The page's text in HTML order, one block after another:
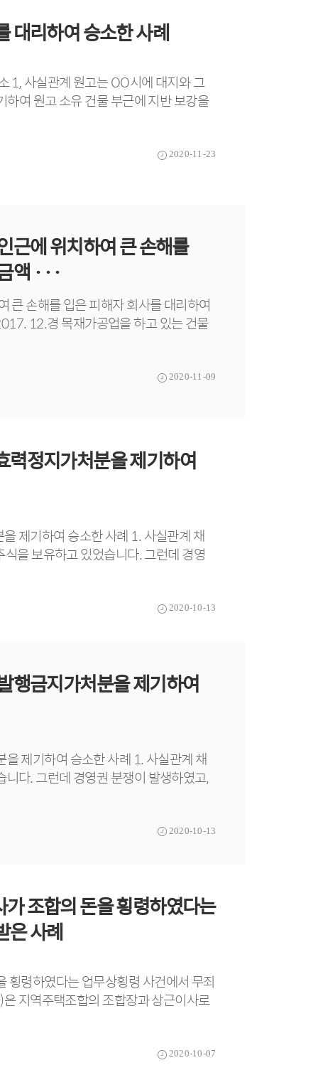
대리하여 승소한 사례
1, 사실관계 원고는 OO시에 대지와 그
여 원고 소유 건물 부근에 지반 보강을
2020-11-23
근에 위치하여 큰 손해를
액 ···
큰 손해를 입은 피해자 회사를 대리하여
12.경 목재가공업을 하고 있는 건물
2020-11-09
력정지가처분을 제기하여
제기하여 승소한 사례 1. 사실관계 채
을 보유하고 있었습니다. 그런데 경영
2020-10-13
행금지가처분을 제기하여
제기하여 승소한 사례 1. 사실관계 채
다. 그런데 경영권 분쟁이 발생하였고,
2020-10-13
조합의 돈을 횡령하였다는
은 사례
횡령하였다는 업무상횡령 사건에서 무죄
지역주택조합의 조합장과 상근이사로
2020-10-07